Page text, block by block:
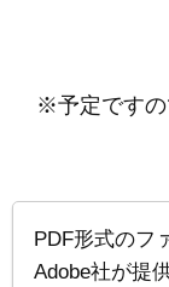
※予定ですの
PDF形式のフ
Adobe社が提